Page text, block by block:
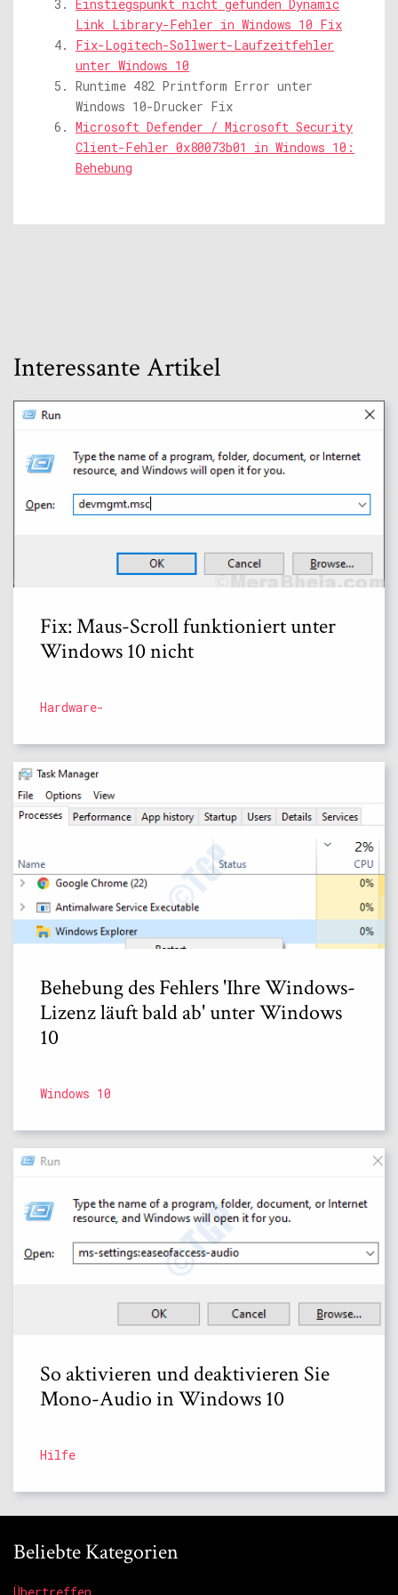
Einstiegspunkt nicht gefunden Dynamic
Link Library-Fehler in Windows 10 Fix
Fix-Logitech-Sollwert-Laufzeitfehler
unter Windows 10
Runtime 482 Printform Error unter
Windows 10-Drucker Fix
Microsoft Defender / Microsoft Security
Client-Fehler 0x80073b01 in Windows 10:
Behebung
Interessante Artikel
Fix: Maus-Scroll funktioniert unter
Windows 10 nicht
Hardware-
Behebung des Fehlers 'Ihre Windows-
Lizenz läuft bald ab' unter Windows
10
Windows 10
So aktivieren und deaktivieren Sie
Mono-Audio in Windows 10
Hilfe
Beliebte Kategorien